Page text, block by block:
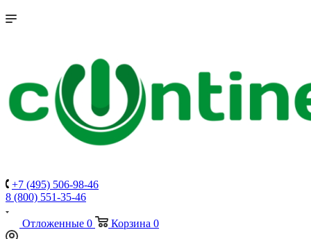
+7 (495) 506-98-46
8 (800) 551-35-46
Отложенные 0 Корзина 0